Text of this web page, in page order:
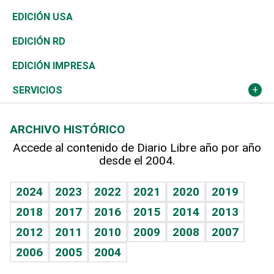
Reportajes
África
Ocenanía
Caribe
Resto del mundo
Vivienda
Telecom.
Global y variable
Economía personal
Buena Vida
Sociales
Novedades
Podcast Arte Libre
Hablando con el pediatra
Vida y familia
Eñe
Celebrando la vida
Sin complejos
Ciclismo
Tenis
Olimpismo
Más deportes
Línea de hit
TBT Deportivo
En Directo
El Espía
Noticiero Poteleche
Columnistas
Tecnología
Historia
Martes de tecnología
Cambio climático
Economía
Revista
Deportes
Opinión
Hecho en casa
Guía del dinero
EDICIÓN USA
EDICIÓN RD
EDICIÓN IMPRESA
SERVICIOS
Cumpleaños
Horóscopos
Crucigramas
ARCHIVO HISTÓRICO
Accede al contenido de Diario Libre año por año
desde el 2004.
2024 2023 2022 2021 2020
2019
2018
2017 2016 2015 2014
2013
2012
2011 2010 2009 2008
2007
2006
2005 2004